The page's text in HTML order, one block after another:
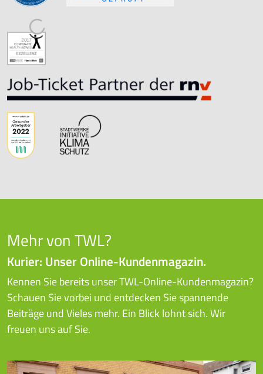
Mehr von TWL?
Kurier: Unser Online-Kundenmagazin.
Kennen Sie bereits unser TWL-Online-Kundenmagazin?
Schauen Sie vorbei und entdecken Sie spannende
Beiträge und Vieles mehr. Ein Blick lohnt sich. Wir
freuen uns auf Sie.